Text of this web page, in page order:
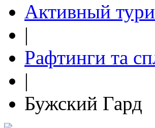
Активный
|
Рафтинги та
|
Бужский Гард